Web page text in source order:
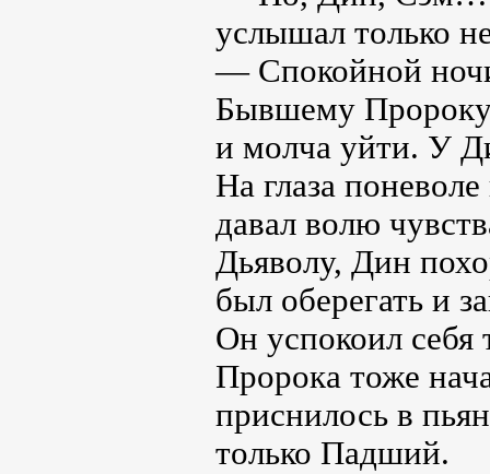
услышал только
— Спокойной
Бывшему Пророку
и молча уйти. У
На глаза
давал волю
Дьяволу, Дин
был оберегать и
Он успокоил
Пророка тоже
приснилось в
только Падший.